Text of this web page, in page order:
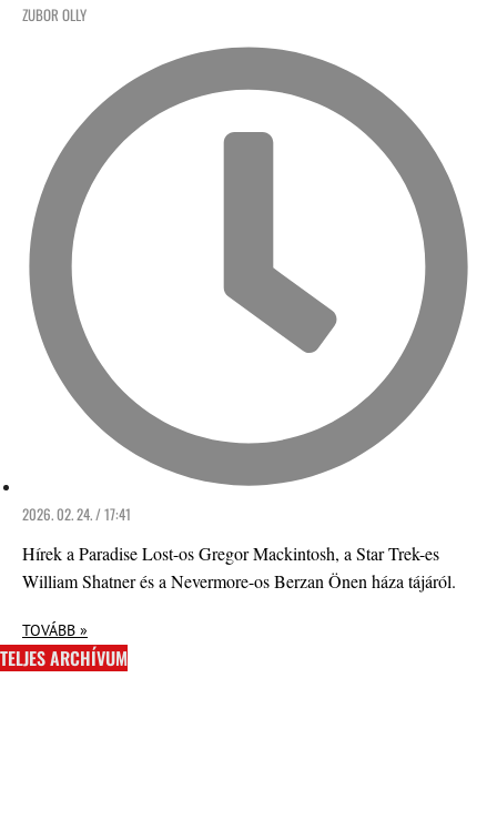
ZUBOR OLLY
2026. 02. 24. / 17:41
Hírek a Paradise Lost-os Gregor Mackintosh, a Star Trek-es
William Shatner és a Nevermore-os Berzan Önen háza tájáról.
TOVÁBB »
TELJES ARCHÍVUM